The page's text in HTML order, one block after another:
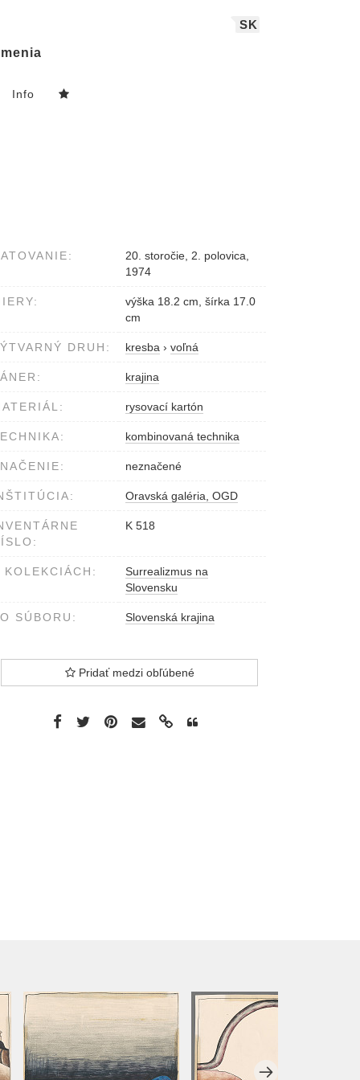
SK
Info
20. storočie, 2. polovica,
1974
výška 18.2 cm, šírka 17.0
cm
DRUH: kresba › voľná
krajina
rysovací kartón
kombinovaná technika
neznačené
Oravská galéria, OGD
K 518
KOLEKCIÁCH:
Surrealizmus na
Slovensku
SÚBORU: Slovenská krajina
Pridať medzi obľúbené